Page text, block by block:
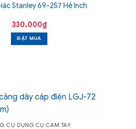
Stanley 69-257 Hệ Inch
330,000₫
ĐẶT MUA
CỤ DỤNG CỤ CẦM TAY